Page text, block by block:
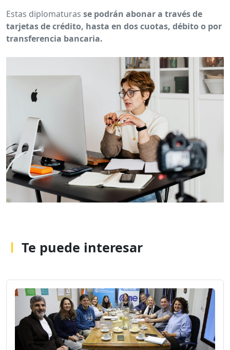
Estas diplomaturas se podrán abonar a través de
tarjetas de crédito, hasta en dos cuotas, débito o por
transferencia bancaria.
Te puede interesar